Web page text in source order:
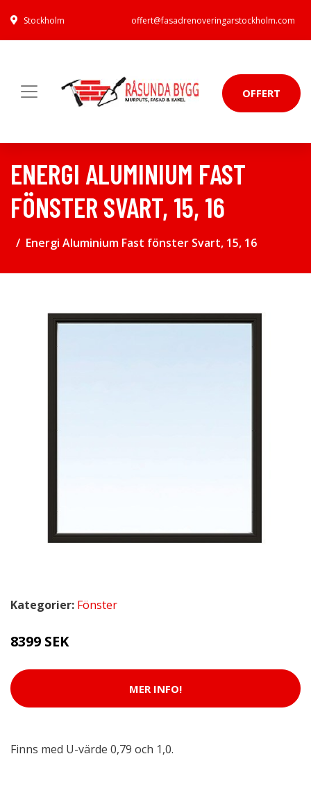
Stockholm offert@fasadrenoveringarstockholm.com
OFFERT
ENERGI ALUMINIUM FAST
FÖNSTER SVART, 15, 16
Energi Aluminium Fast fönster Svart, 15, 16
Kategorier: Fönster
8399 SEK
MER INFO!
Finns med U-värde 0,79 och 1,0.